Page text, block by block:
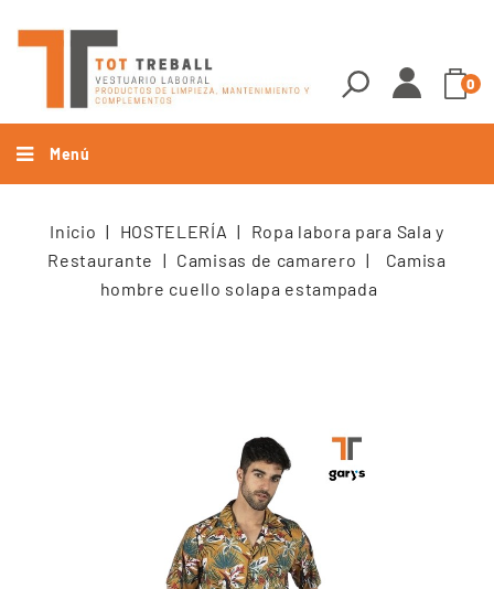
0
Menú
Inicio HOSTELERÍA
Ropa labora para Sala y
Restaurante
Camisas de camarero
Camisa
hombre cuello solapa estampada